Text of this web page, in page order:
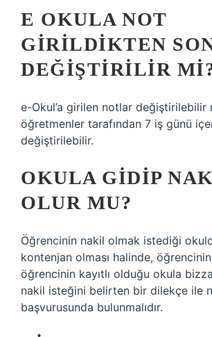
E OKULA NOT
GIRILDIKTEN
DEĞIŞTIRILIR
e-Okul’a girilen notlar değiştirilebilir
öğretmenler tarafından 7 iş günü
değiştirilebilir.
OKULA GIDIP
OLUR MU?
Öğrencinin nakil olmak istediği
kontenjan olması halinde,
öğrencinin kayıtlı olduğu okula
nakil isteğini belirten bir dilekçe ile
başvurusunda bulunmalıdır.